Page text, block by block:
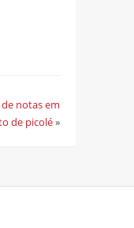
notas em
de picolé»